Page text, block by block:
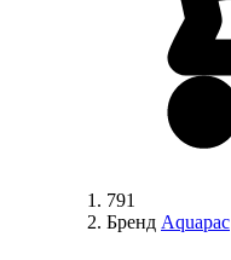
791
Бренд Aquapac